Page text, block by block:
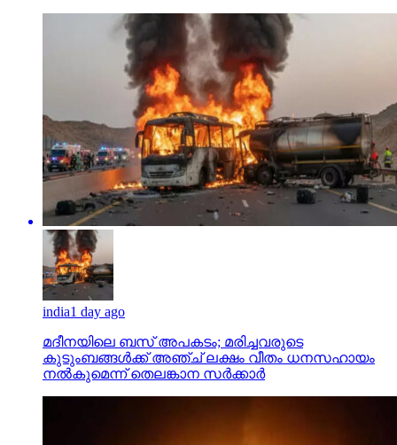
india1 day ago
മദീനയിലെ ബസ് അപകടം; മരിച്ചവരുടെ
കുടുംബങ്ങള്‍ക്ക് അഞ്ച് ലക്ഷം വീതം ധനസഹായം
നല്‍കുമെന്ന് തെലങ്കാന സര്‍ക്കാര്‍